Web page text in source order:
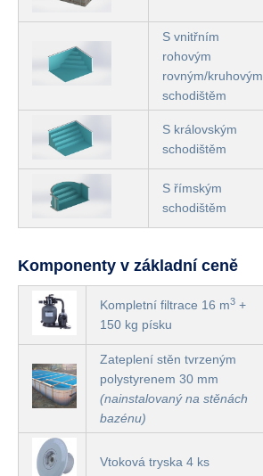
S vnitřním
rohovým
rovným/kruhovým
schodištěm
S královským
schodištěm
S římským
schodištěm
Komponenty v základní ceně
Kompletní filtrace 16 m3 +
150 kg písku
Zateplení stěn tvrzeným
polystyrenem 30 mm
(nainstalovaný na stěnách
bazénu)
Vtoková tryska 4 ks